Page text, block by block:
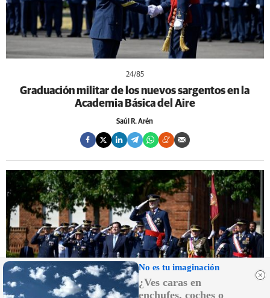
24/85
Graduación militar de los nuevos sargentos en la
Academia Básica del Aire
Saúl R. Arén
No es tu imaginación
¿Ves caras en
enchufes, coches o